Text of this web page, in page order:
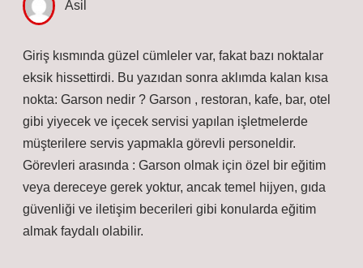
Giriş kısmında güzel cümleler var, fakat bazı noktalar
eksik hissettirdi. Bu yazıdan sonra aklımda kalan kısa
nokta: Garson nedir ? Garson , restoran, kafe, bar, otel
gibi yiyecek ve içecek servisi yapılan işletmelerde
müşterilere servis yapmakla görevli personeldir.
Görevleri arasında : Garson olmak için özel bir eğitim
veya dereceye gerek yoktur, ancak temel hijyen, gıda
güvenliği ve iletişim becerileri gibi konularda eğitim
almak faydalı olabilir.